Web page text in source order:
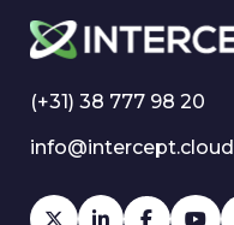
(+31) 38 777 98 20
info@intercept.cloud